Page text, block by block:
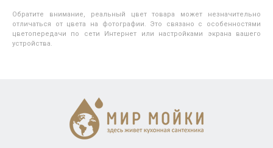
Обратите внимание, реальный цвет товара может незначительно
отличаться от цвета на фотографии. Это связано с особенностями
цветопередачи по сети Интернет или настройками экрана вашего
устройства.